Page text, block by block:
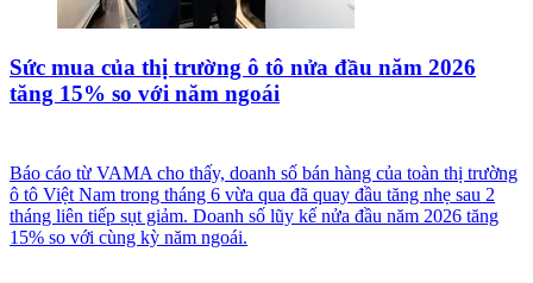
Sức mua của thị trường ô tô nửa đầu năm 2026
tăng 15% so với năm ngoái
Báo cáo từ VAMA cho thấy, doanh số bán hàng của toàn thị trường
ô tô Việt Nam trong tháng 6 vừa qua đã quay đầu tăng nhẹ sau 2
tháng liên tiếp sụt giảm. Doanh số lũy kế nửa đầu năm 2026 tăng
15% so với cùng kỳ năm ngoái.